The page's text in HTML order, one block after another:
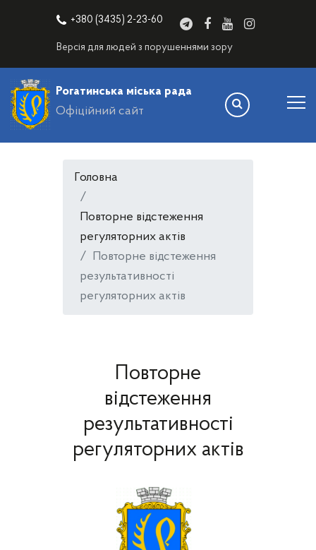
+380 (3435) 2-23-60
Версія для людей з порушеннями зору
Рогатинська міська рада
Офіційний сайт
Головна
Повторне відстеження
регуляторних актів
Повторне відстеження
результативності
регуляторних актів
Повторне
відстеження
результативності
регуляторних актів